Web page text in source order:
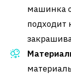
машинка
подходит